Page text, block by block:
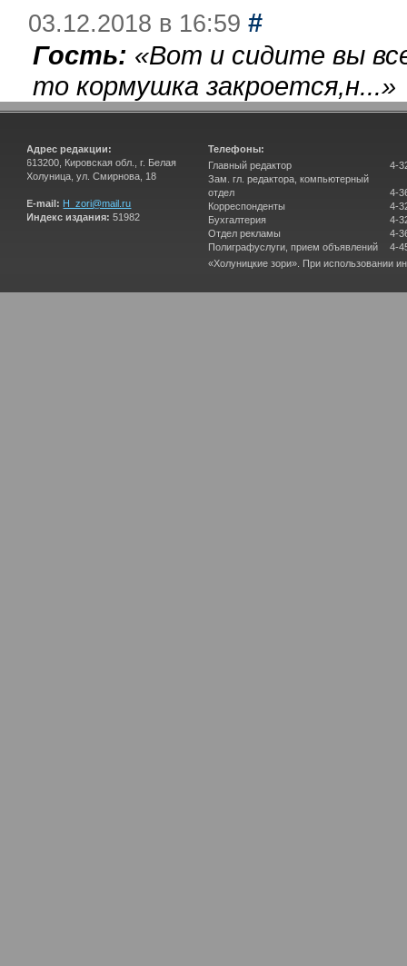
03.12.2018 в 16:59 #
Гость: «Вот и сидите вы
то кормушка закроется,н...»
Адрес редакции:
613200, Кировская обл., г. Белая
Холуница, ул. Смирнова, 18
E-mail: H_zori@mail.ru
Индекс издания: 51982
Телефоны:
Главный редактор
Зам. гл. редактора, компьютерный
отдел
Корреспонденты
Бухгалтерия
Отдел рекламы
Полиграфуслуги, прием объявлений
4-
4-
4-
4-
4-
4-
«Холуницкие зори». При использовании